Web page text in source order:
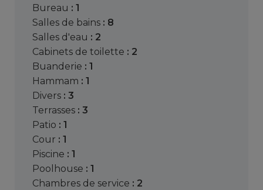
bureau : 1
salles de bains : 8
salles d'eau : 2
cabinets de toilette : 2
buanderie : 1
hammam : 1
divers : 3
terrasses : 3
patio : 1
cour : 1
piscine : 1
poolhouse : 1
chambres de service : 2